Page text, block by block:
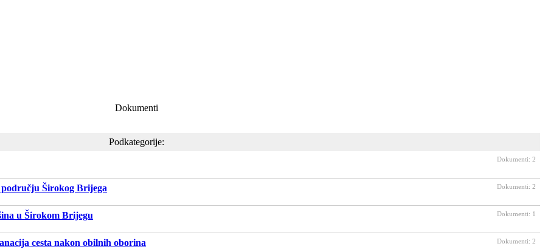
Dokumenti
Podkategorije:
Dokumenti: 2
Širokog Brijega Dokumenti: 2
u Širokom Brijegu Dokumenti: 1
cesta nakon obilnih oborina Dokumenti: 2